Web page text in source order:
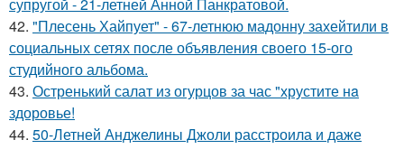
42. "Плесень Хайпует" - 67-летнюю мадонну захейтили в
социальных сетях после объявления своего 15-ого
студийного альбома.
43. Остренький салат из огурцов за час "хрустите нa
здоровье!
44. 50-Летней Анджелины Джоли расстроила и даже